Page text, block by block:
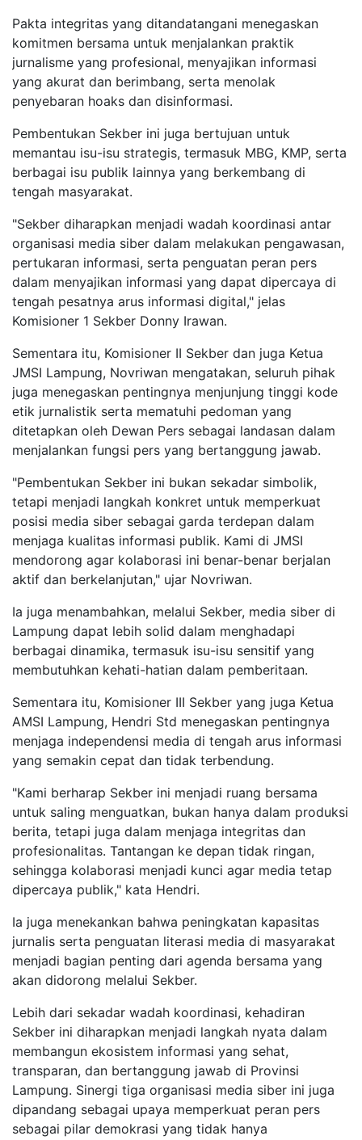
Pakta integritas yang ditandatangani menegaskan
komitmen bersama untuk menjalankan praktik
jurnalisme yang profesional, menyajikan informasi
yang akurat dan berimbang, serta menolak
penyebaran hoaks dan disinformasi.
Pembentukan Sekber ini juga bertujuan untuk
memantau isu-isu strategis, termasuk MBG, KMP, serta
berbagai isu publik lainnya yang berkembang di
tengah masyarakat.
"Sekber diharapkan menjadi wadah koordinasi antar
organisasi media siber dalam melakukan pengawasan,
pertukaran informasi, serta penguatan peran pers
dalam menyajikan informasi yang dapat dipercaya di
tengah pesatnya arus informasi digital," jelas
Komisioner 1 Sekber Donny Irawan.
Sementara itu, Komisioner II Sekber dan juga Ketua
JMSI Lampung, Novriwan mengatakan, seluruh pihak
juga menegaskan pentingnya menjunjung tinggi kode
etik jurnalistik serta mematuhi pedoman yang
ditetapkan oleh Dewan Pers sebagai landasan dalam
menjalankan fungsi pers yang bertanggung jawab.
"Pembentukan Sekber ini bukan sekadar simbolik,
tetapi menjadi langkah konkret untuk memperkuat
posisi media siber sebagai garda terdepan dalam
menjaga kualitas informasi publik. Kami di JMSI
mendorong agar kolaborasi ini benar-benar berjalan
aktif dan berkelanjutan," ujar Novriwan.
Ia juga menambahkan, melalui Sekber, media siber di
Lampung dapat lebih solid dalam menghadapi
berbagai dinamika, termasuk isu-isu sensitif yang
membutuhkan kehati-hatian dalam pemberitaan.
Sementara itu, Komisioner III Sekber yang juga Ketua
AMSI Lampung, Hendri Std menegaskan pentingnya
menjaga independensi media di tengah arus informasi
yang semakin cepat dan tidak terbendung.
"Kami berharap Sekber ini menjadi ruang bersama
untuk saling menguatkan, bukan hanya dalam produksi
berita, tetapi juga dalam menjaga integritas dan
profesionalitas. Tantangan ke depan tidak ringan,
sehingga kolaborasi menjadi kunci agar media tetap
dipercaya publik," kata Hendri.
Ia juga menekankan bahwa peningkatan kapasitas
jurnalis serta penguatan literasi media di masyarakat
menjadi bagian penting dari agenda bersama yang
akan didorong melalui Sekber.
Lebih dari sekadar wadah koordinasi, kehadiran
Sekber ini diharapkan menjadi langkah nyata dalam
membangun ekosistem informasi yang sehat,
transparan, dan bertanggung jawab di Provinsi
Lampung. Sinergi tiga organisasi media siber ini juga
dipandang sebagai upaya memperkuat peran pers
sebagai pilar demokrasi yang tidak hanya